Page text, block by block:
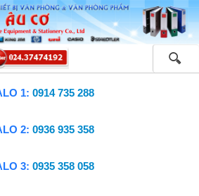
1: 0914 735 288
2: 0936 935 358
3: 0935 358 058